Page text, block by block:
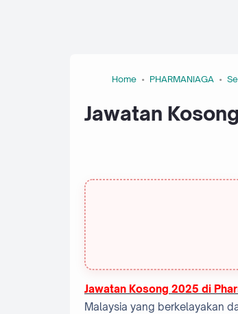
Home PHARMANIAGA
Jawatan
Jawatan Kosong 2025 di
Malaysia yang berkelayakan